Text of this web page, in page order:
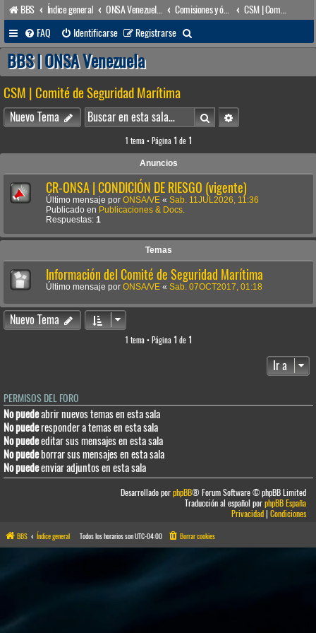
BBS Índice general Comisiones y órganos Asesores internos
FAQ
Identificarse Registrarse
u
a
r
BBS | ONSA Venezuela
CSM | Comité de Seguridad Marítima
Nuevo Tema BuscarBúsqueda avanzada
1 tema • Página 1 de 1
Anuncios
CR-ONSA | CONDICIÓN DE RIESGO (vigente)
Último mensaje por ONSA/VE « Sab. 11JUL2026, 11:36
Publicado en Publicaciones & Docs.
Respuestas: 1
Temas
Información del Comité de Seguridad Marítima
Último mensaje por ONSA/VE « Sab. 07OCT2017, 01:18
Nuevo Tema
1 tema • Página 1 de 1
Ir a
PERMISOS DEL FORO
No puedeabrir nuevos temas en esta sala
No puederesponder a temas en esta sala
No puedeeditar sus mensajes en esta sala
No puedeborrar sus mensajes en esta sala
No puedeenviar adjuntos en esta sala
Desarrollado porphpBB® Forum Software © phpBB Limited
Traducción al español porphpBB España
Privacidad|Condiciones
BBS Índice general Todos los horarios sonUTC-04:00 Borrar cookies